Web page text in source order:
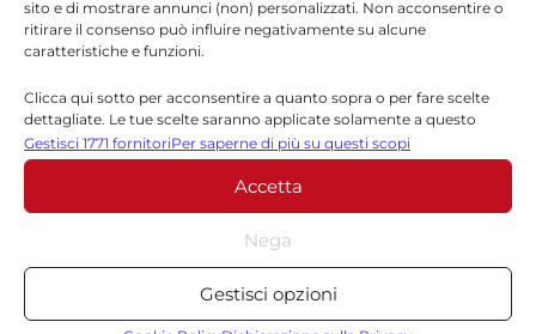
sito e di mostrare annunci (non) personalizzati. Non acconsentire o
ritirare il consenso può influire negativamente su alcune
caratteristiche e funzioni.
Clicca qui sotto per acconsentire a quanto sopra o per fare scelte
dettagliate. Le tue scelte saranno applicate solamente a questo
sito. È possibile modificare le impostazioni in qualsiasi momento,
compreso il ritiro del consenso, utilizzando i pulsanti della Cookie
Policy o cliccando sul pulsante di gestione del consenso nella parte
inferiore dello schermo.
Statistiche
Archiviare informazioni su dispositivo e/o accedervi, Misurare le
Gestisci 1771 fornitoriPer saperne di più su questi scopi
Accetta
Nega
Gestisci opzioni
Il tuo indirizzo email non sarà pubblicato. I campi
obbligatori sono contrassegnati*